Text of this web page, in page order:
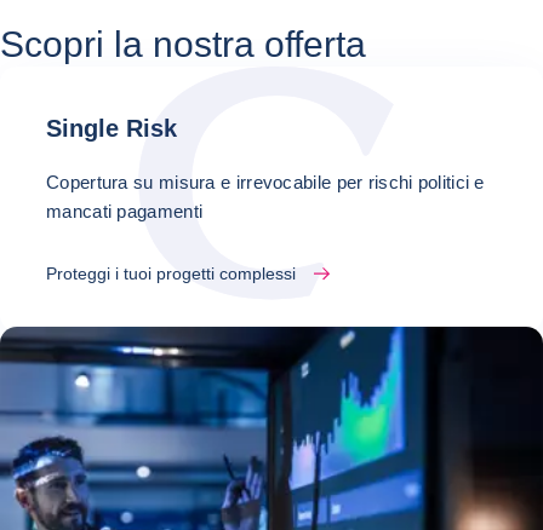
Scopri la nostra offerta
Single Risk
Copertura su misura e irrevocabile per rischi politici e
mancati pagamenti
Proteggi i tuoi progetti complessi